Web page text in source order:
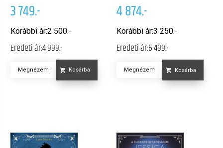
3 749.-
Korábbi ár:2 500.-
Eredeti ár:4 999.-
Megnézem Kosárba
4 874.-
Korábbi ár:3 250.-
Eredeti ár:6 499.-
Megnézem Kosárba